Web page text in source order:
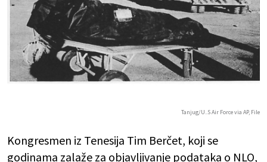
Tanjug/U..S Air Force via AP, File
Kongresmen iz Tenesija Tim Berčet, koji se
godinama zalaže za objavljivanje podataka o NLO,